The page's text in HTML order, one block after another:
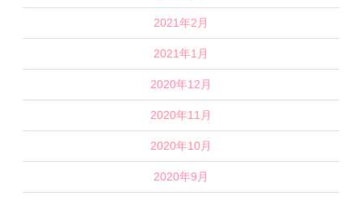
2021年2月
2021年1月
2020年12月
2020年11月
2020年10月
2020年9月